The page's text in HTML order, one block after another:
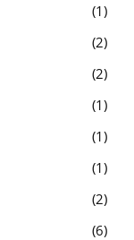
1
2
2
1
1
1
2
6